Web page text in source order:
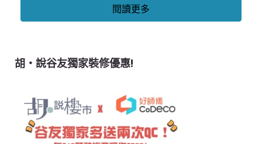
閱讀更多
胡‧說谷友獨家裝修優惠!